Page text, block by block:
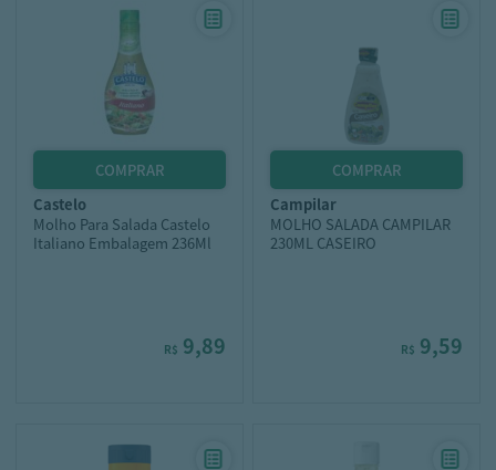
castelo
Molho Para Salada Castelo
Italiano Embalagem 236Ml
R$ 9,89
campilar
MOLHO SALADA CAMPILAR
230ML CASEIRO
R$ 9,59